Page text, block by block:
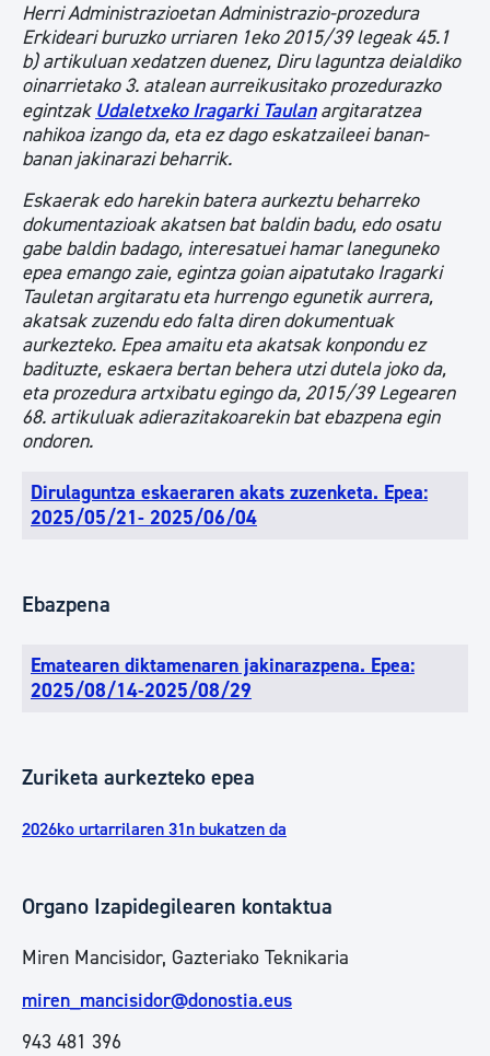
Herri Administrazioetan Administrazio-prozedura
Erkideari buruzko urriaren 1eko 2015/39 legeak 45.1
b) artikuluan xedatzen duenez, Diru laguntza deialdiko
oinarrietako 3. atalean aurreikusitako prozedurazko
egintzak Udaletxeko Iragarki Taulanargitaratzea
nahikoa izango da, eta ez dago eskatzaileei banan-
banan jakinarazi beharrik.
Eskaerak edo harekin batera aurkeztu beharreko
dokumentazioak akatsen bat baldin badu, edo osatu
gabe baldin badago, interesatuei hamar laneguneko
epea emango zaie, egintza goian aipatutako Iragarki
Tauletan argitaratu eta hurrengo egunetik aurrera,
akatsak zuzendu edo falta diren dokumentuak
aurkezteko. Epea amaitu eta akatsak konpondu ez
badituzte, eskaera bertan behera utzi dutela joko da,
eta prozedura artxibatu egingo da, 2015/39 Legearen
68. artikuluak adierazitakoarekin bat ebazpena egin
ondoren.
Dirulaguntza eskaeraren akats zuzenketa. Epea:
2025/05/21- 2025/06/04
Ebazpena
Ematearen diktamenaren jakinarazpena. Epea:
2025/08/14-2025/08/29
Zuriketa aurkezteko epea
2026ko urtarrilaren 31n bukatzen da
Organo Izapidegilearen kontaktua
Miren Mancisidor, Gazteriako Teknikaria
miren_mancisidor@donostia.eus
943 481 396